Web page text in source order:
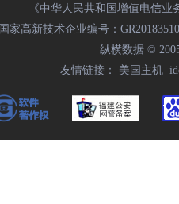
《中华人民共和国增值电信
国家高新技术企业编号：
纵横数据 ©
友情链接： 美国主机